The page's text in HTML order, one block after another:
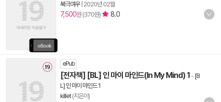
북극여우| 2020년 02월
7,500원 (370원) 8.0
ePub
[전자책] [BL] 인 마이 마인드(In My Mind) 1 - [B
L] 인 마이 마인드 1
killet(지은이)